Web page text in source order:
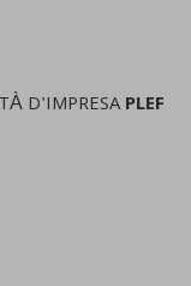
D'IMPRESAPLEF